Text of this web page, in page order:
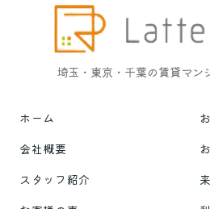
埼玉・東京・千葉の賃貸マン
ホーム
会社概要
スタッフ紹介